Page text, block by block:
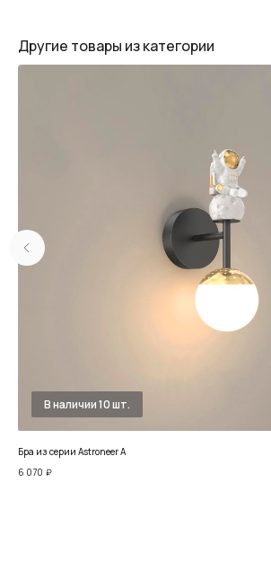
Другие товары из категории
Бра из серии Astroneer A
6 070 ₽